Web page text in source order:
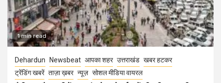
1 min read
Dehardun Newsbeat आपका शहर उत्तराखंड खबर हटकर
ट्रेंडिंग खबरें ताज़ा ख़बर न्यूज़ सोशल मीडिया वायरल